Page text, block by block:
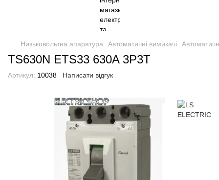
Низьковольтна апаратура Автоматичні вимикачі
TS630N ETS33 630A 3P3T
Артикул: 10038 Написати відгук